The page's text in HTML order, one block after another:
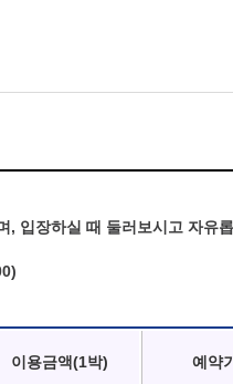
입장하실 때 둘러보시고 자유
이용금액(1박) 예약